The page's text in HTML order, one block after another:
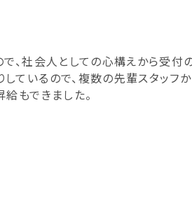
社会人としての心構えから受付
ているので、複数の先輩スタッフ
もできました。